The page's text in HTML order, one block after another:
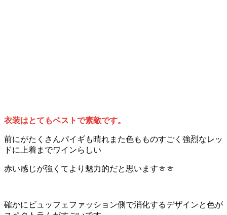
衣装はとてもベストで素敵です。
前にがたくさんパイギも晴れまた色もものすごく強烈なレッ
ドに上着までワインらしい
赤い感じが強くてより魅力的だと思いますㅎㅎ
確かにビュッフェファッション側で消化するデザインと色が